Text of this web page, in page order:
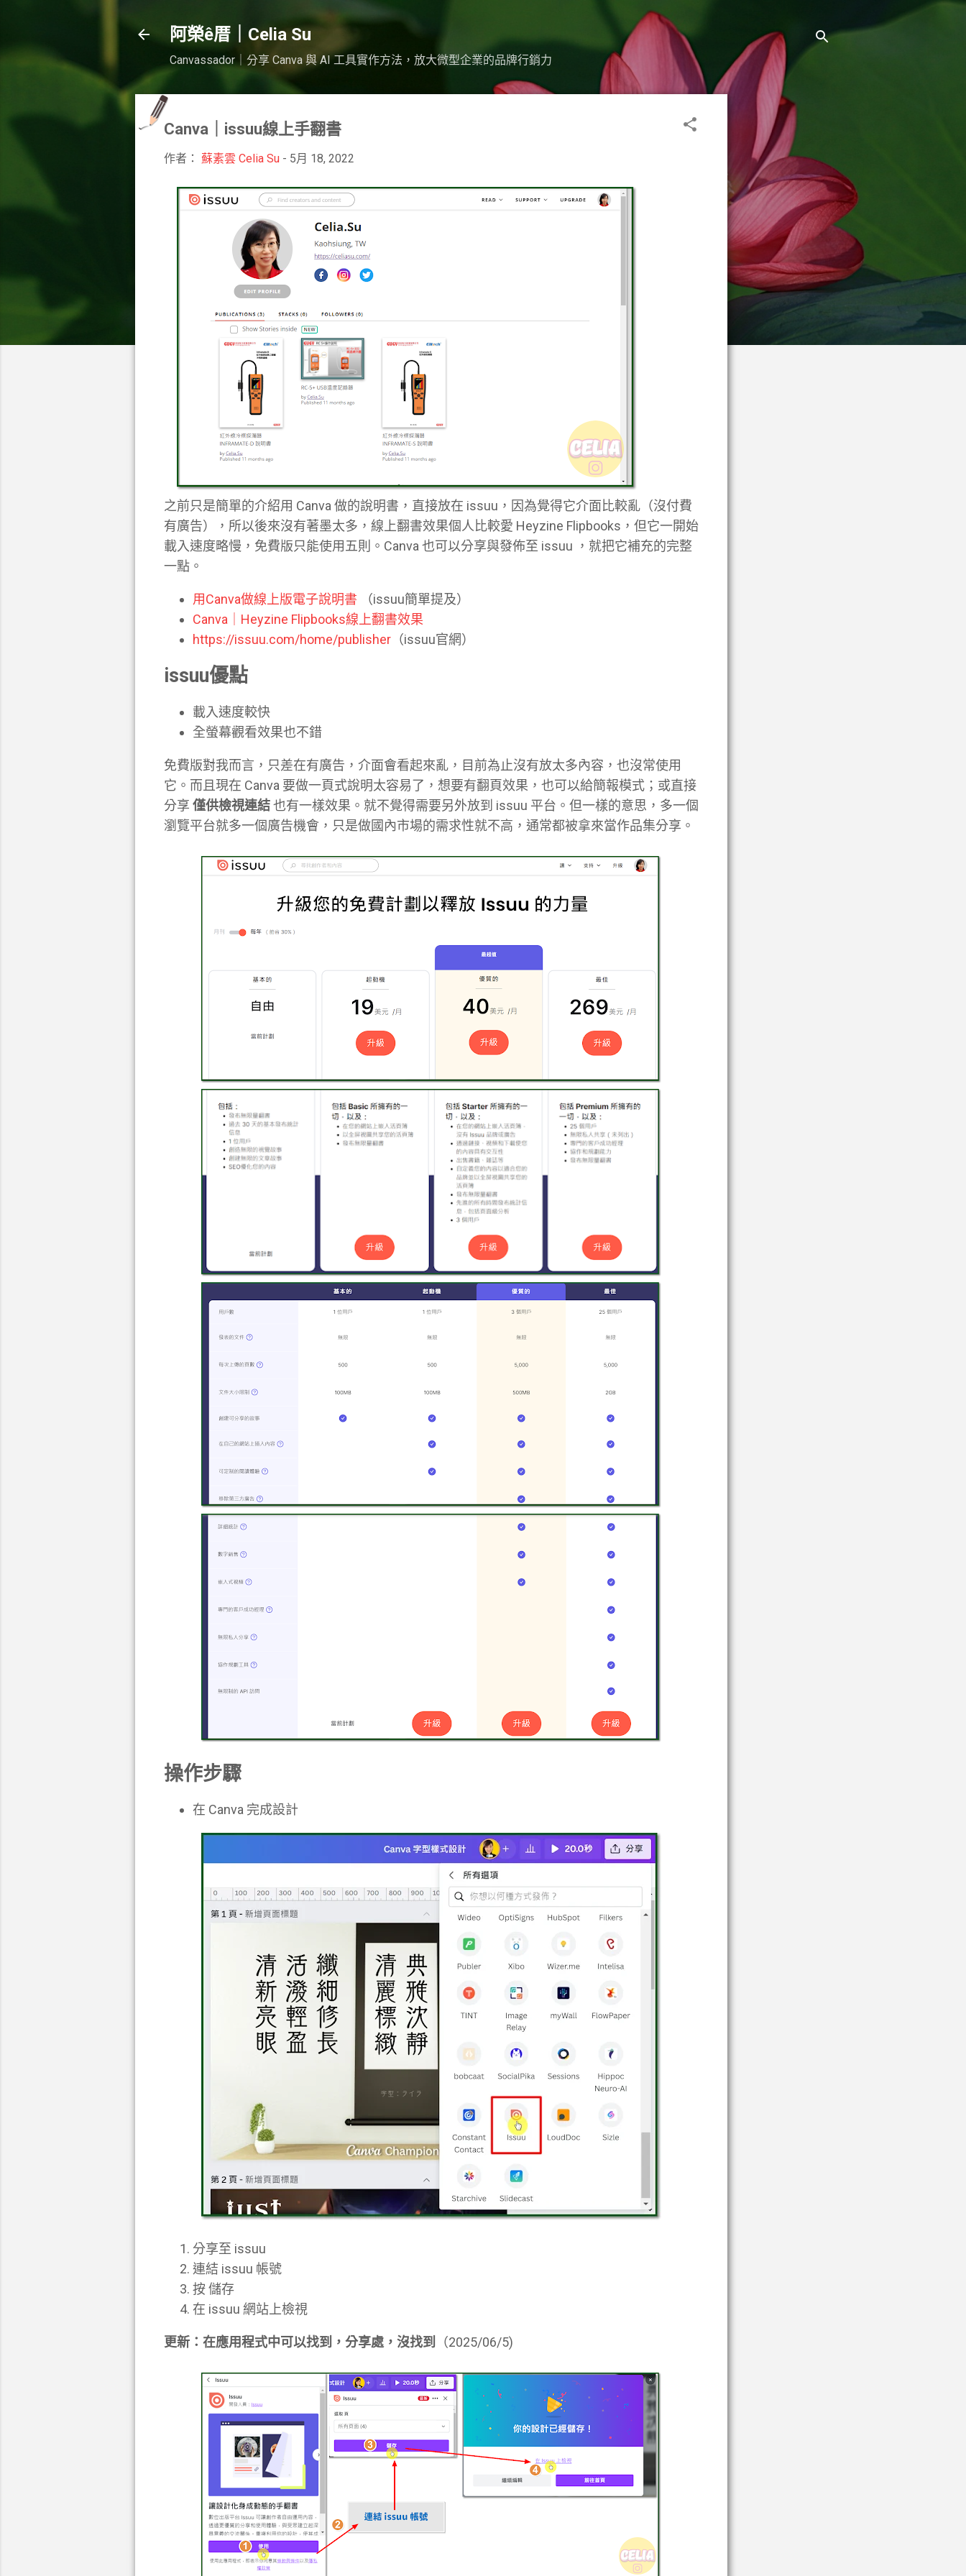
阿榮ê厝｜Celia Su
Canvassador｜分享 Canva 與 AI 工具實作方法，放大微型企業的品牌行銷力
Canva｜issuu線上手翻書
作者： 蘇素雲 Celia Su - 5月 18, 2022
之前只是簡單的介紹用 Canva 做的說明書，直接放在 issuu，因為覺得它介面比較亂（沒付費
有廣告），所以後來沒有著墨太多，線上翻書效果個人比較愛 Heyzine Flipbooks，但它一開始
載入速度略慢，免費版只能使用五則。Canva 也可以分享與發佈至 issuu ，就把它補充的完整
一點。
用Canva做線上版電子說明書 （issuu簡單提及）
Canva｜Heyzine Flipbooks線上翻書效果
https://issuu.com/home/publisher （issuu官網）
issuu優點
載入速度較快
全螢幕觀看效果也不錯
免費版對我而言，只差在有廣告，介面會看起來亂，目前為止沒有放太多內容，也沒常使用
它。而且現在 Canva 要做一頁式說明太容易了，想要有翻頁效果，也可以給簡報模式；或直接
分享 僅供檢視連結也有一樣效果。就不覺得需要另外放到 issuu 平台。但一樣的意思，多一個
瀏覽平台就多一個廣告機會，只是做國內市場的需求性就不高，通常都被拿來當作品集分享。
操作步驟
在 Canva 完成設計
分享至 issuu
連結 issuu 帳號
按 儲存
在 issuu 網站上檢視
更新：在應用程式中可以找到，分享處，沒找到 （2025/06/5)